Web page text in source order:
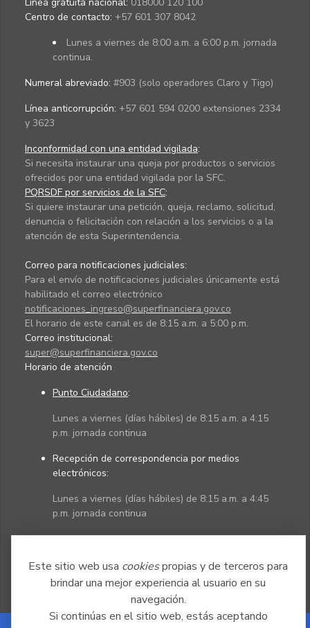
Este sitio web usa cookiespropias y de terceros para
brindar una mejor experiencia al usuario en su
navegación.
Si continúas en el sitio web, estás aceptando
Línea gratuita nacional: 018000 120 100
Centro de contacto: +57 601 307 8042
Lunes a viernes de 8:00 a.m. a 6:00 p.m. jornada
continua.
Numeral abreviado: #903 (solo operadores Claro y Tigo)
Línea anticorrupción: +57 601 594 0200 extensiones 2334
y 3623
Inconformidad con una entidad vigilada:
Si necesita instaurar una queja por productos o servicios
ofrecidos por una entidad vigilada por la SFC.
PQRSDF por servicios de la SFC:
Si quiere instaurar una petición, queja, reclamo, solicitud,
denuncia o felicitación con relación a los servicios o a la
atención de esta Superintendencia.
Correo para notificaciones judiciales:
Para el envío de notificaciones judiciales únicamente está
habilitado el correo electrónico
notificaciones_ingreso@superfinanciera.gov.co
El horario de este canal es de 8:15 a.m. a 5:00 p.m.
Correo institucional:
super@superfinanciera.gov.co
Horario de atención
Punto Ciudadano:
Lunes a viernes (días hábiles) de 8:15 a.m. a 4:15
p.m. jornada continua
Recepción de correspondencia por medios
electrónicos:
Lunes a viernes (días hábiles) de 8:15 a.m. a 4:45
p.m. jornada continua